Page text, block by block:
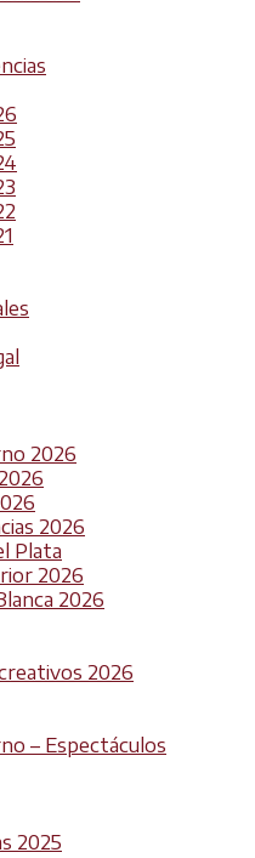
2026
2026
Plata
2026
2026
2026
– Espectáculos
2025